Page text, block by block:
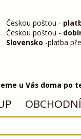
Českou poštou -
Českou poštou -
Slovensko -platba
u Vás doma po